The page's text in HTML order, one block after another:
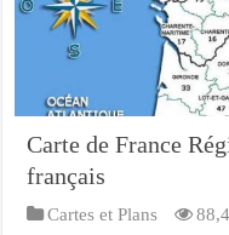
Carte de France
français
Cartes et Plans